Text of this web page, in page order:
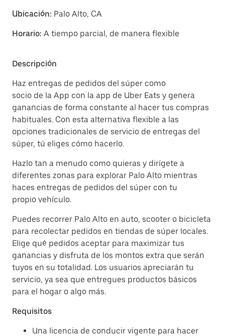
Ubicación: Palo Alto, CA
Horario: A tiempo parcial, de manera flexible
Descripción
Haz entregas de pedidos del súper como
socio de la App con la app de Uber Eats y genera
ganancias de forma constante al hacer tus compras
habituales. Con esta alternativa flexible a las
opciones tradicionales de servicio de entregas del
súper, tú eliges cómo hacerlo.
Hazlo tan a menudo como quieras y dirígete a
diferentes zonas para explorar Palo Alto mientras
haces entregas de pedidos del súper con tu
propio vehículo.
Puedes recorrer Palo Alto en auto, scooter o bicicleta
para recolectar pedidos en tiendas de súper locales.
Elige qué pedidos aceptar para maximizar tus
ganancias y disfruta de los montos extra que serán
tuyos en su totalidad. Los usuarios apreciarán tu
servicio, ya sea que entregues productos básicos
para el hogar o algo más.
Requisitos
Una licencia de conducir vigente para hacer